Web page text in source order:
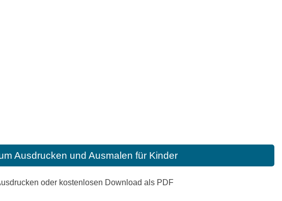
Ausdrucken und Ausmalen für Kinder
oder kostenlosen Download als PDF